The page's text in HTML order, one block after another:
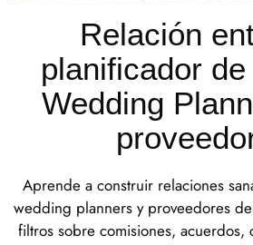
Relación
planificador
Wedding
Aprende a construir relaciones
wedding planners y proveedores
filtros sobre comisiones, acuerdos,